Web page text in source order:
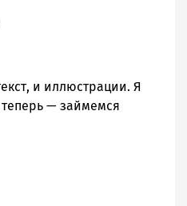
и иллюстрации. Я
— займемся